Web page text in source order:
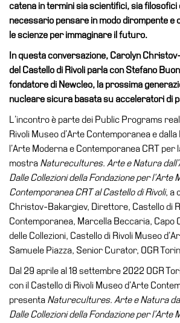
Edificio
Castello
Manica
Lunga
Villa
Cerruti
Cosmo
Digitale
Visita
Biglietti
Shop
Chi
siamo
Area
Media
Organizza
catena in termini sia scientifici, sia
necessario pensare in modo dirompente e
le scienze per immaginare il futuro.
In questa conversazione, Carolyn
del Castello di Rivoli parla con Stefano
fondatore di Newcleo, la prossima
nucleare sicura basata su acceleratori di
L’incontro è parte dei Public Programs
Rivoli Museo d’Arte Contemporanea e
l’Arte Moderna e Contemporanea CRT per
mostra Naturecultures. Arte e Natura
Dalle Collezioni della Fondazione per l’Arte
Contemporanea CRT al Castello di Rivoli, a
Christov-Bakargiev, Direttore, Castello di
Contemporanea, Marcella Beccaria,
delle Collezioni, Castello di Rivoli Museo
Samuele Piazza, Senior Curator, OGR
Dal 29 aprile al 18 settembre 2022 OGR
con il Castello di Rivoli Museo d’Arte
presenta Naturecultures. Arte e Natura
Dalle Collezioni della Fondazione per l’Arte